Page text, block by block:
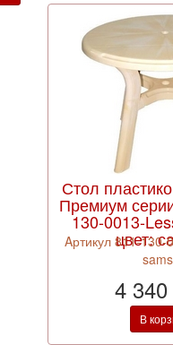
Стол
Премиум
130-0013-
цвет:
Aртикул 811-
4
В